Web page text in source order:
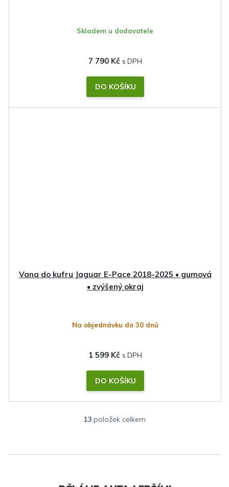
Skladem u dodavatele
7 790 Kč
DO KOŠÍKU
Vana do kufru Jaguar E-Pace 2018-2025 • gumová
• zvýšený okraj
Na objednávku do 30 dnů
1 599 Kč
DO KOŠÍKU
O
l
13 položek celkem